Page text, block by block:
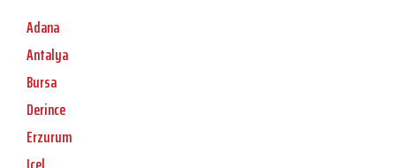
Adana
Antalya
Bursa
Derince
Erzurum